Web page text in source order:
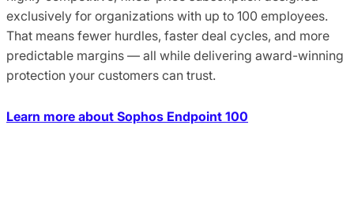
exclusively for organizations with up to 100 employees.
That means fewer hurdles, faster deal cycles, and more
predictable margins — all while delivering award-winning
protection your customers can trust.
Learn more about Sophos Endpoint 100